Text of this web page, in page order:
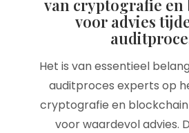
van cryptografie en
voor advies
Het is van essentieel
auditproces experts op
cryptografie en
voor waardevol advies.